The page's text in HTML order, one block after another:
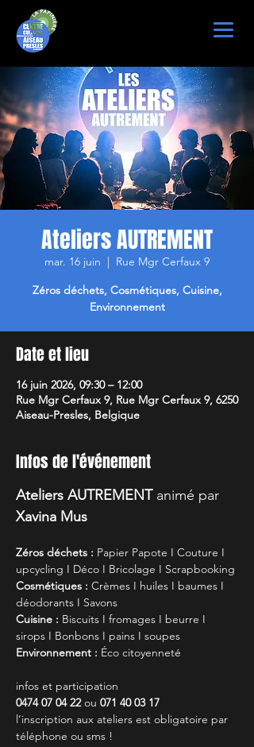
Ateliers AUTREMENT
mar. 16 juin
  |
Rue Mgr Cerfaux 9
Zéros déchets, Cosmétiques, Cuisine,
Environnement
Date et lieu
16 juin 2026, 09:30 – 12:00
Rue Mgr Cerfaux 9, Rue Mgr Cerfaux 9, 6250
Aiseau-Presles, Belgique
Infos de l'événement
Ateliers AUTREMENT animé par
Xavina Mus
Zéros déchets : Papier Papote I Couture I
upcycling I Déco I Bricolage I Scrapbooking
Cosmétiques : Crèmes I huiles I baumes I
déodorants I Savons
Cuisine : Biscuits I fromages I beurre I
sirops I Bonbons I pains I soupes
Environnement : Éco citoyenneté
infos et participation
0474 07 04 22 ou 071 40 03 17
l’inscription aux ateliers est obligatoire par
téléphone ou sms !